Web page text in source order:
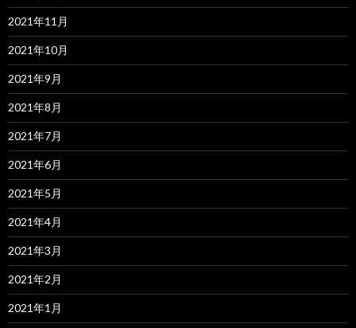
2021年11月
2021年10月
2021年9月
2021年8月
2021年7月
2021年6月
2021年5月
2021年4月
2021年3月
2021年2月
2021年1月